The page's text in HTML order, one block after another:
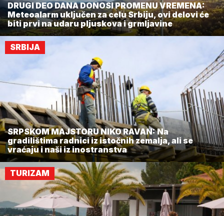
DRUGI DEO DANA DONOSI PROMENU VREMENA:
Meteoalarm uključen za celu Srbiju, ovi delovi će
biti prvi na udaru pljuskova i grmljavine
SRBIJA
SRPSKOM MAJSTORU NIKO RAVAN: Na
gradilištima radnici iz istočnih zemalja, ali se
vraćaju i naši iz inostranstva
TURIZAM